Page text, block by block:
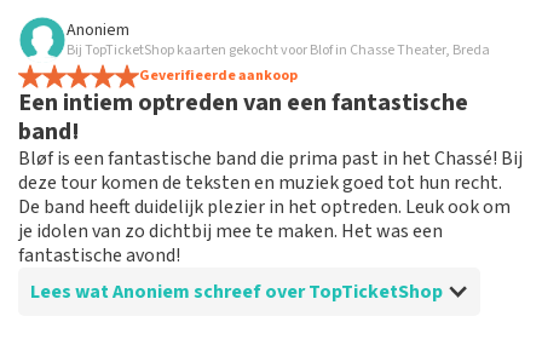
Beoordeling van Kees de Jong over
Alles goed geregeld.
Anoniem
Bij TopTicketShop kaarten gekocht voor Blof in Chasse Theater, Breda
Geverifieerde aankoop
Een intiem optreden van een fantastische
band!
Bløf is een fantastische band die prima past in het Chassé! Bij
deze tour komen de teksten en muziek goed tot hun recht.
De band heeft duidelijk plezier in het optreden. Leuk ook om
je idolen van zo dichtbij mee te maken. Het was een
fantastische avond!
Lees wat Anoniem schreef over TopTicketShop